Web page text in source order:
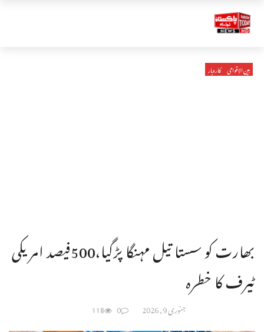
بین الاقوامی کاروبار
بھارت کو سستا تیل مہنگا پڑگیا،500فیصد امریکی
ٹیرف کا خطرہ
جنوری 9, 2026 0
118